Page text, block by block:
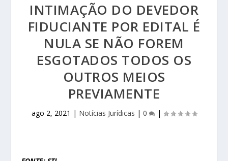
INTIMAÇÃO DO DEVEDOR
FIDUCIANTE POR EDITAL É
NULA SE NÃO FOREM
ESGOTADOS TODOS OS
OUTROS MEIOS
PREVIAMENTE
ago 2, 2021 | Notícias Jurídicas | 0 |